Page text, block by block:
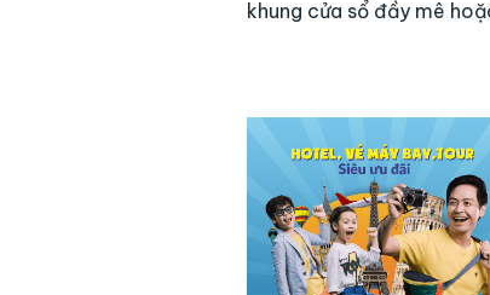
khung cửa sổ đầy mê